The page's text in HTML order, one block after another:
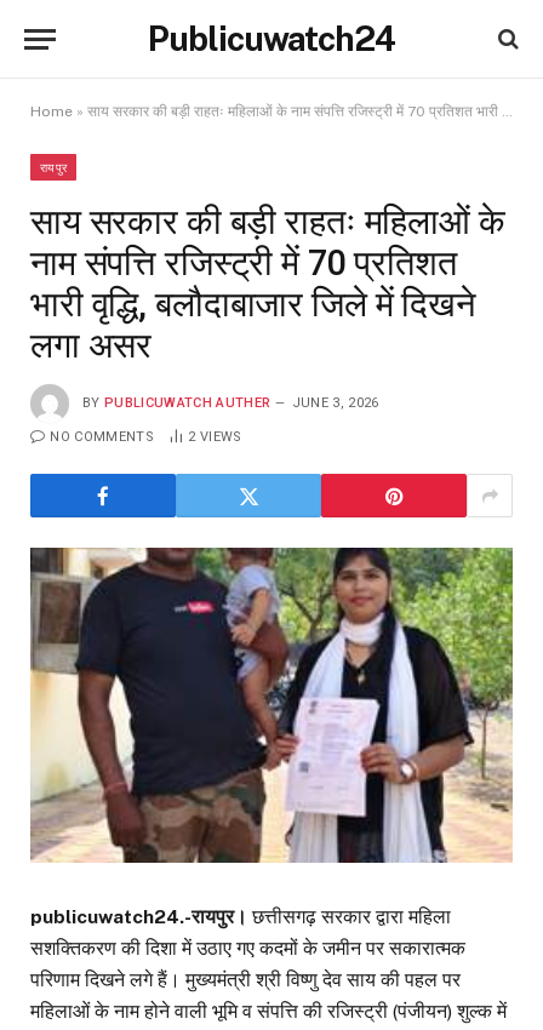
Publicuwatch24
Home » साय सरकार की बड़ी राहतः महिलाओं के नाम संपत्ति रजिस्ट्री में 70 प्रतिशत भारी वृद्धि, बलौदाबाजार जिले में दिखने लगा असर
रायपुर
साय सरकार की बड़ी राहतः महिलाओं के
नाम संपत्ति रजिस्ट्री में 70 प्रतिशत
भारी वृद्धि, बलौदाबाजार जिले में दिखने
लगा असर
BY PUBLICUWATCH AUTHER JUNE 3, 2026
NO COMMENTS 2 VIEWS
publicuwatch24.-रायपुर। छत्तीसगढ़ सरकार द्वारा महिला
सशक्तिकरण की दिशा में उठाए गए कदमों के जमीन पर सकारात्मक
परिणाम दिखने लगे हैं। मुख्यमंत्री श्री विष्णु देव साय की पहल पर
महिलाओं के नाम होने वाली भूमि व संपत्ति की रजिस्ट्री (पंजीयन) शुल्क में